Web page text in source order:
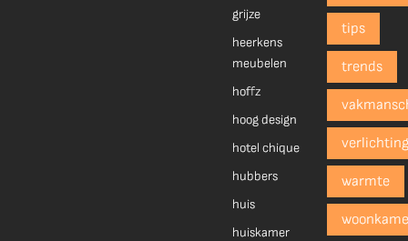
grijze
heerkens
meubelen
hoffz
hoog design
hotel chique
hubbers
huis
huiskamer
tips
trends
warmte